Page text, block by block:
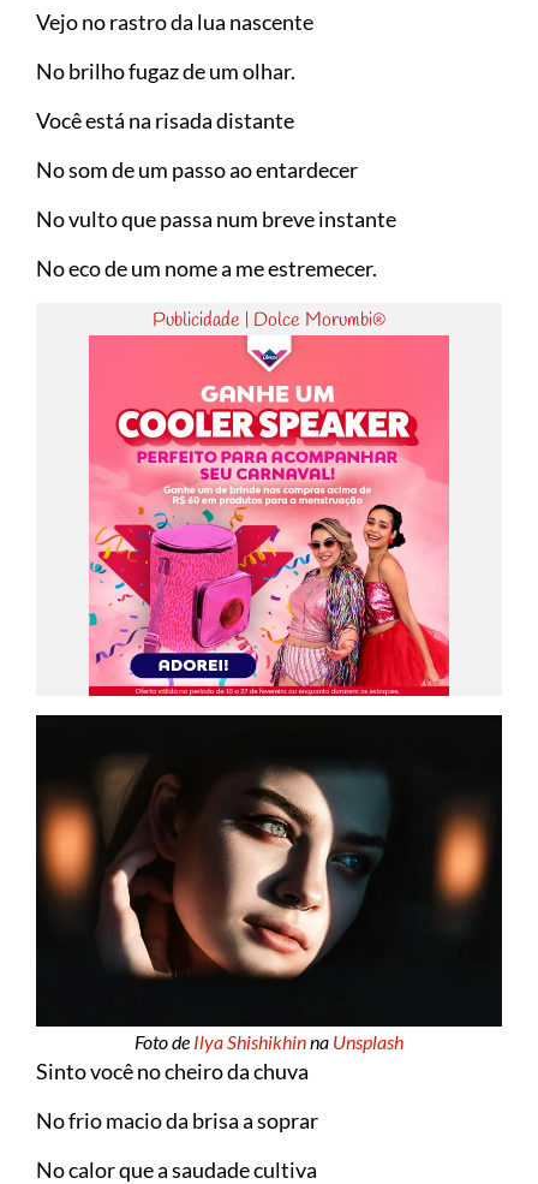
Vejo no rastro da lua nascente
No brilho fugaz de um olhar.
Você está na risada distante
No som de um passo ao entardecer
No vulto que passa num breve instante
No eco de um nome a me estremecer.
Publicidade | Dolce Morumbi®
Foto de Ilya Shishikhinna Unsplash
Sinto você no cheiro da chuva
No frio macio da brisa a soprar
No calor que a saudade cultiva